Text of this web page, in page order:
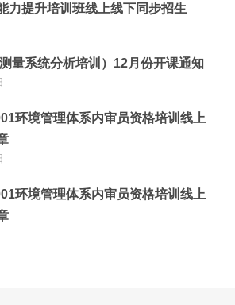
力提升培训班线上线下同步招生
量系统分析培训）12月份开课通知
环境管理体系内审员资格培训线上
环境管理体系内审员资格培训线上